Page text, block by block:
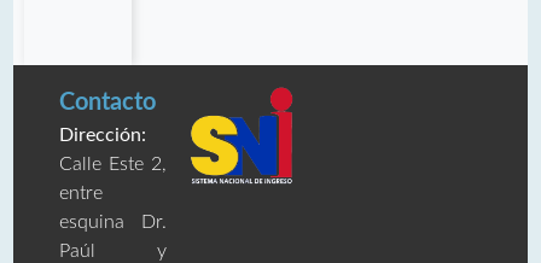
Contacto
Dirección:
Calle Este 2,
entre
esquina Dr.
Paúl y